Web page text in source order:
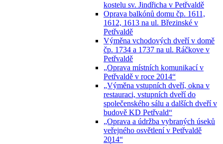
kostelu sv. Jindřicha v Petřvaldě
Oprava balkónů domu čp. 1611,
1612, 1613 na ul. Březinské v
Petřvaldě
Výměna vchodových dveří v domě
čp. 1734 a 1737 na ul. Ráčkove v
Petřvaldě
„Oprava místních komunikací v
Petřvaldě v roce 2014“
„Výměna vstupních dveří, okna v
restauraci, vstupních dveří do
společenského sálu a dalších dveří v
budově KD Petřvald“
„Oprava a údržba vybraných úseků
veřejného osvětlení v Petřvaldě
2014“